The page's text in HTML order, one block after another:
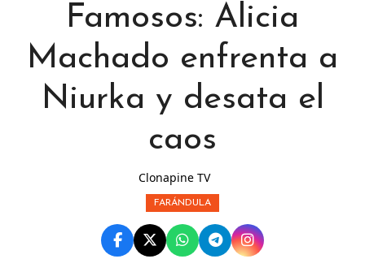
Famosos: Alicia
Machado enfrenta a
Niurka y desata el
caos
Clonapine TV
FARÁNDULA